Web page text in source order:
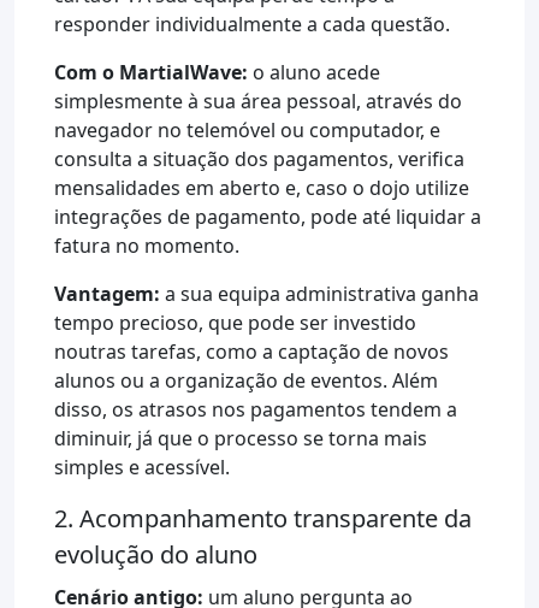
responder individualmente a cada questão.
Com o MartialWave: o aluno acede
simplesmente à sua área pessoal, através do
navegador no telemóvel ou computador, e
consulta a situação dos pagamentos, verifica
mensalidades em aberto e, caso o dojo utilize
integrações de pagamento, pode até liquidar a
fatura no momento.
Vantagem: a sua equipa administrativa ganha
tempo precioso, que pode ser investido
noutras tarefas, como a captação de novos
alunos ou a organização de eventos. Além
disso, os atrasos nos pagamentos tendem a
diminuir, já que o processo se torna mais
simples e acessível.
2. Acompanhamento transparente da
evolução do aluno
Cenário antigo: um aluno pergunta ao